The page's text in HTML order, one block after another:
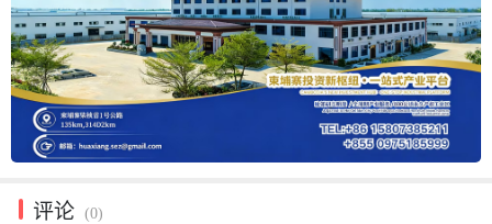
评论 (0)